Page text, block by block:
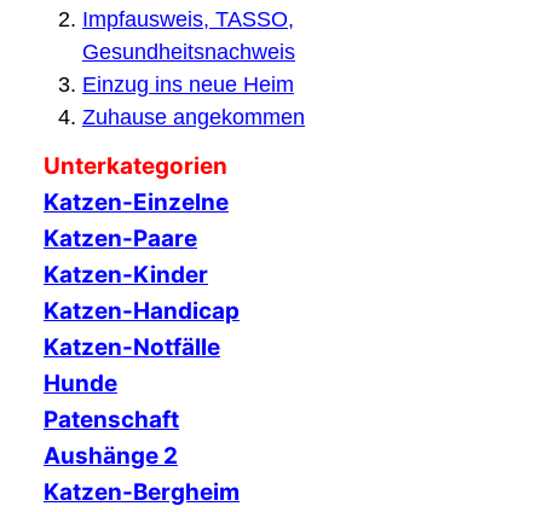
Impfausweis, TASSO,
Gesundheitsnachweis
Einzug ins neue Heim
Zuhause angekommen
Unterkategorien
Katzen-Einzelne
Katzen-Paare
Katzen-Kinder
Katzen-Handicap
Katzen-Notfälle
Hunde
Patenschaft
Aushänge 2
Katzen-Bergheim